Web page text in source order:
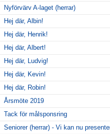
Nyförvärv A-laget (herrar)
Hej där, Albin!
Hej där, Henrik!
Hej där, Albert!
Hej där, Ludvig!
Hej där, Kevin!
Hej där, Robin!
Årsmöte 2019
Tack för målsponsring
Seniorer (herrar) - Vi kan nu